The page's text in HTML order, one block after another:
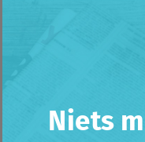
gestegen van 77% naar
Niets